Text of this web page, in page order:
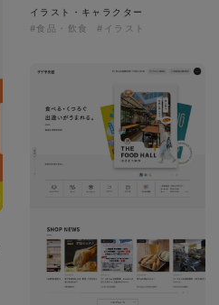
イラスト・キャラクター
#食品・飲食
#イラスト